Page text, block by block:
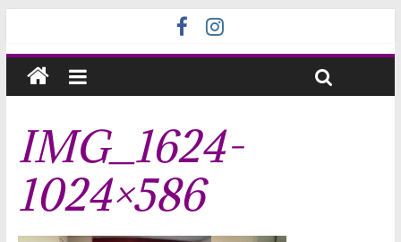
IMG_1624-
1024×586